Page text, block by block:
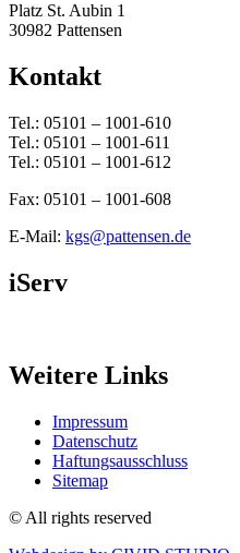
Platz St. Aubin 1
30982 Pattensen
Kontakt
Tel.: 05101 – 1001-610
Tel.: 05101 – 1001-611
Tel.: 05101 – 1001-612
Fax: 05101 – 1001-608
E-Mail: kgs@pattensen.de
iServ
Weitere Links
Impressum
Datenschutz
Haftungsausschluss
Sitemap
© All rights reserved